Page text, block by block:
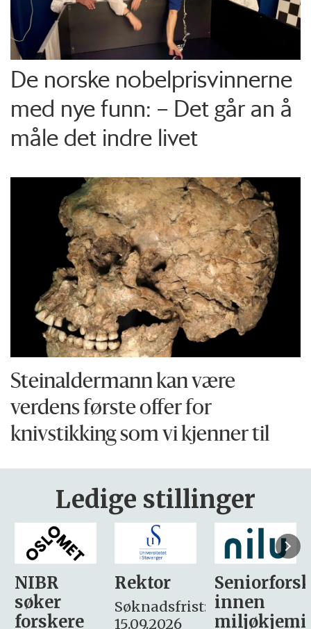
De norske nobelprisvinnerne
med nye funn: – Det går an å
måle det indre livet
Steinaldermann kan være
verdens første offer for
knivstikking som vi kjenner til
Ledige stillinger
Rektor
Søknadsfrist:
15.09.2026
Seniorforsker
innen
miljøkjemi
søker